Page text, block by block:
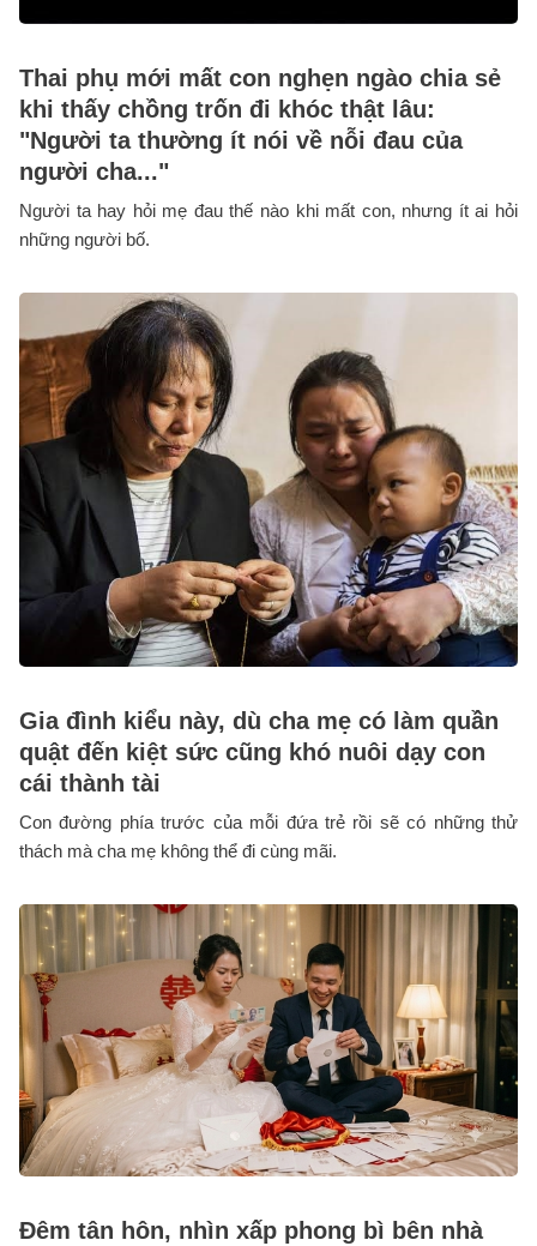
Thai phụ mới mất con nghẹn ngào chia sẻ
khi thấy chồng trốn đi khóc thật lâu:
"Người ta thường ít nói về nỗi đau của
người cha..."
Người ta hay hỏi mẹ đau thế nào khi mất con, nhưng ít ai hỏi
những người bố.
Gia đình kiểu này, dù cha mẹ có làm quần
quật đến kiệt sức cũng khó nuôi dạy con
cái thành tài
Con đường phía trước của mỗi đứa trẻ rồi sẽ có những thử
thách mà cha mẹ không thể đi cùng mãi.
Đêm tân hôn, nhìn xấp phong bì bên nhà